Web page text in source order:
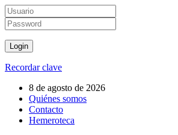
Recordar clave
8 de agosto de 2026
Quiénes somos
Contacto
Hemeroteca